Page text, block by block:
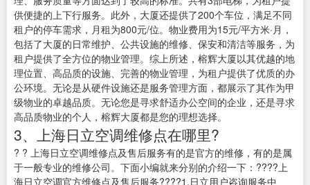
供便捷的上下行服务。此外，大厦还提供了200个车位，满足不同
租户的停车需求，月租为800元/位。物业费用为15元/平方米·月，
包括了大厦的日常维护、公共设施的维修、保安和清洁等服务，为
租户提供了全方位的物业管理。综上所述，榕辉大厦以其优越的地
理位置、高品质的设施、完善的物业管理，为租户提供了优质的办
公环境。无论是从硬件设施还是服务管理方面，都展示了其作为甲
级物业的卓越品质。无论您是寻求舒适办公空间的企业，还是寻求
高品质物业的个人，榕辉大厦都是您的理想选择。
3、上海日立空调维修点在哪里?
? ? 上海日立空调维修点及售后服务有的是官方的维修，有的是属
于一般专业的维修公司。下面小编就来分别的介绍一下：????上
海日立空调官方维修点及售后服务????1.日立用户咨询服务中